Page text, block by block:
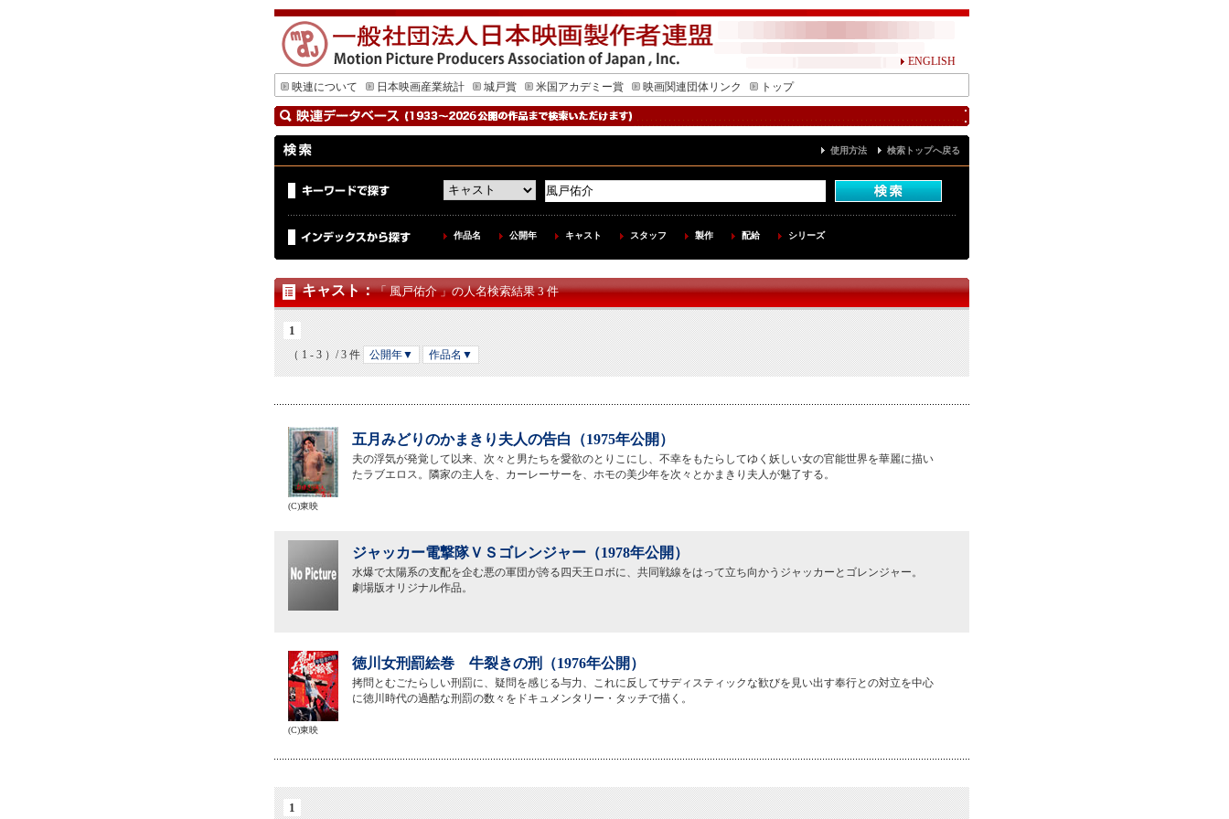
ENGLISH
映連について
日本映画産業統計 城戸賞 米国アカデミー賞 映画関連団体リンク トップ
使用方法 検索トップへ戻る
作品名 公開年 キャスト スタッフ 製作 配給 シリーズ
キャスト：「 風戸佑介 」の人名検索結果 3 件
1
（ 1 - 3 ）/ 3 件 公開年▼ 作品名▼
五月みどりのかまきり夫人の告白（1975年公開）
夫の浮気が発覚して以来、次々と男たちを愛欲のとりこにし、不幸をもたらしてゆく妖しい女の官能世界を華麗に描い
たラブエロス。隣家の主人を、カーレーサーを、ホモの美少年を次々とかまきり夫人が魅了する。
(C)東映
ジャッカー電撃隊ＶＳゴレンジャー（1978年公開）
水爆で太陽系の支配を企む悪の軍団が誇る四天王ロボに、共同戦線をはって立ち向かうジャッカーとゴレンジャー。
劇場版オリジナル作品。
徳川女刑罰絵巻 牛裂きの刑（1976年公開）
拷問とむごたらしい刑罰に、疑問を感じる与力、これに反してサディスティックな歓びを見い出す奉行との対立を中心
に徳川時代の過酷な刑罰の数々をドキュメンタリー・タッチで描く。
(C)東映
1